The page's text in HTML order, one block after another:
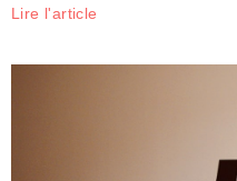
Lire l'article